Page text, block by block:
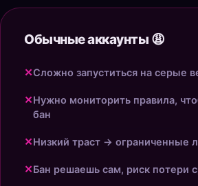
Обычные аккаунты 😩
✕Сложно запуститься на серые
✕Нужно мониторить правила,
бан
✕Низкий траст → ограниченные
✕Бан решаешь сам, риск потери